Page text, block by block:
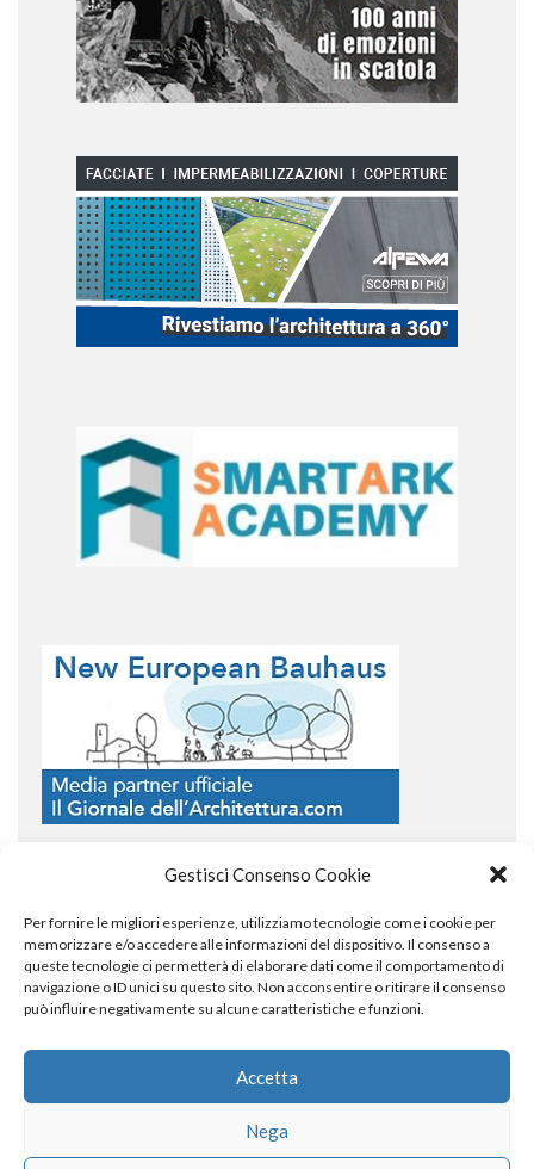
Gestisci Consenso Cookie
Per fornire le migliori esperienze, utilizziamo tecnologie come i cookie per
memorizzare e/o accedere alle informazioni del dispositivo. Il consenso a
queste tecnologie ci permetterà di elaborare dati come il comportamento di
navigazione o ID unici su questo sito. Non acconsentire o ritirare il consenso
può influire negativamente su alcune caratteristiche e funzioni.
Accetta
Nega
COPYRIGHT
© TheArchitecturalPost 2024
SOCIAL NETWORK
facebookinstagram